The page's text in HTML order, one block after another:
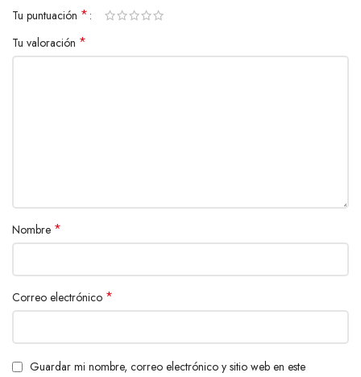
Tu puntuación *
Tu valoración *
Nombre *
Correo electrónico *
Guardar mi nombre, correo electrónico y sitio web en este